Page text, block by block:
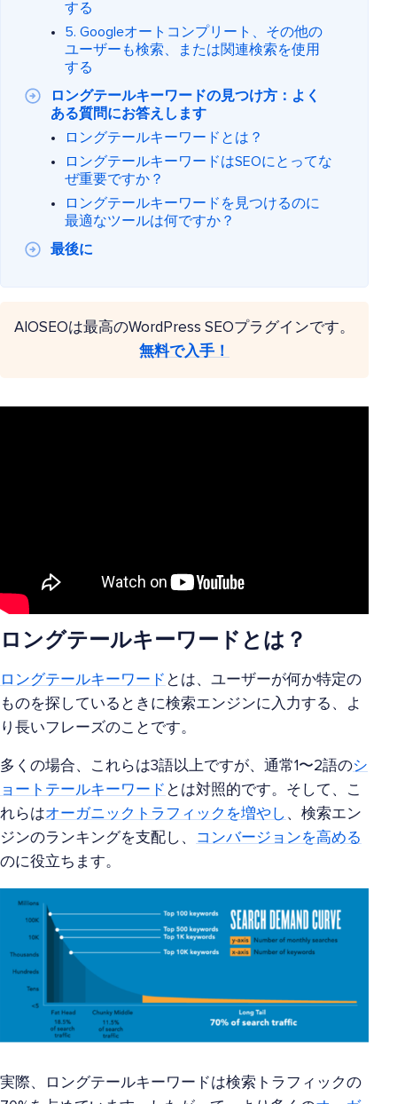
する
5. Googleオートコンプリート、その他の
ユーザーも検索、または関連検索を使用
する
ロングテールキーワードの見つけ方：よく
ある質問にお答えします
ロングテールキーワードとは？
ロングテールキーワードはSEOにとってな
ぜ重要ですか？
ロングテールキーワードを見つけるのに
最適なツールは何ですか？
最後に
AIOSEOは最高のWordPress SEOプラグインです。
無料で入手！
ロングテールキーワードとは？
ロングテールキーワード とは、ユーザーが何か特定の
ものを探しているときに検索エンジンに入力する、よ
り長いフレーズのことです。
多くの場合、これらは3語以上ですが、通常1〜2語のシ
ョートテールキーワード とは対照的です。そして、こ
れらはオーガニックトラフィックを増やし 、検索エン
ジンのランキングを支配し、
コンバージョンを高める
のに役立ちます。
実際、ロングテールキーワードは検索トラフィックの